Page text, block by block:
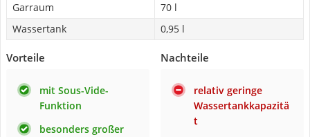
Garraum
70 l
Wassertank
0,95 l
Vorteile
mit Sous-Vide-
Funktion
besonders großer
Nachteile
relativ geringe
Wassertankkapazitä
t